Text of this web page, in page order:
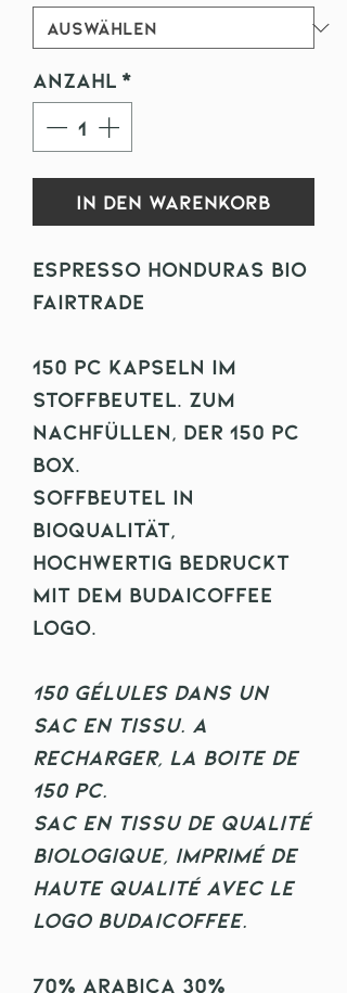
Anzahl *
In den Warenkorb
Espresso Honduras Bio
Fairtrade
150 pc Kapseln im
Stoffbeutel. Zum
Nachfüllen, der 150 pc
Box.
Soffbeutel in
Bioqualität,
hochwertig bedruckt
mit dem Budaicoffee
Logo.
150 gélules dans un
sac en tissu. A
recharger, la boite de
150 pc.
Sac en tissu de qualité
biologique, imprimé de
haute qualité avec le
logo Budaicoffee.
70% Arabica 30%